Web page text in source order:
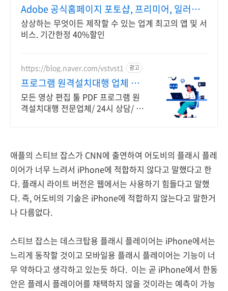
Adobe 공식홈페이지 포토샵, 프리미어, 일러스
트
상상하는 무엇이든 제작할 수 있는 업계 최고의 앱 및 서
비스. 기간한정 40%할인
https://blog.naver.com/vstvst1 광고
프로그램 원격설치대행 업체 프
로그램 원격설치대행 전문
모든 영상 편집 툴 PDF 프로그램 원
격설치대행 전문업체/ 24시 상담/ 영
애플의 스티브 잡스가 CNN에 출연하여 어도비의 플래시 플레
이어가 너무 느려서 iPhone에 적합하지 않다고 말했다고 한
다. 플래시 라이트 버전은 웹에서는 사용하기 힘들다고 말했
다. 즉, 어도비의 기술은 iPhone에 적합하지 않는다고 말한거
나 다름없다.
스티브 잡스는 데스크탑용 플래시 플레이어는 iPhone에서는
느리게 동작할 것이고 모바일용 플래시 플레이어는 기능이 너
무 약하다고 생각하고 있는듯 하다. 이는 곧 iPhone에서 한동
안은 플레시 플레이어를 채택하지 않을 것이라는 예측이 가능